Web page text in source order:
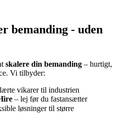
bemanding - uden
skalere din bemanding – hurtigt,
Vi tilbyder:
vikarer til industrien
– lej før du fastansætter
løsninger til større